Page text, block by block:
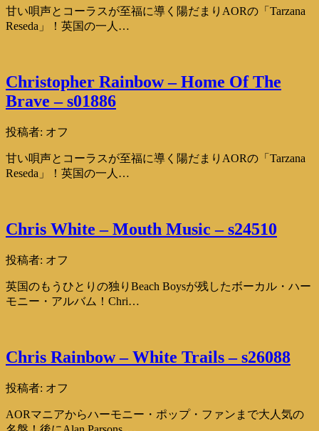
甘い唄声とコーラスが至福に導く陽だまりAORの「Tarzana
Reseda」！英国の一人…
Christopher Rainbow – Home Of The
Brave – s01886
投稿者: オフ
甘い唄声とコーラスが至福に導く陽だまりAORの「Tarzana
Reseda」！英国の一人…
Chris White – Mouth Music – s24510
投稿者: オフ
英国のもうひとりの独りBeach Boysが残したボーカル・ハー
モニー・アルバム！Chri…
Chris Rainbow – White Trails – s26088
投稿者: オフ
AORマニアからハーモニー・ポップ・ファンまで大人気の